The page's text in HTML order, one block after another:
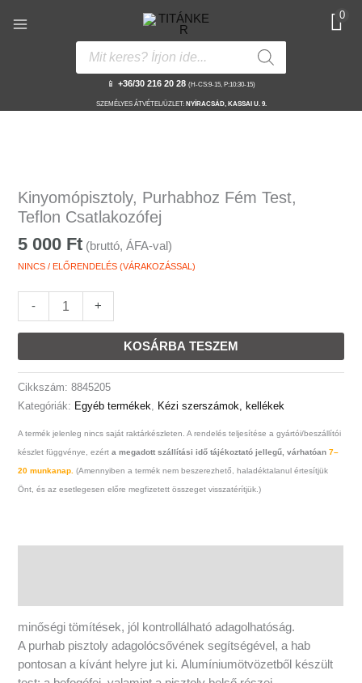
0
Products
search
📱 +36/30 216 20 28 (H-CS:9-15, P:10:30-15)
SZEMÉLYES ÁTVÉTEL/ÜZLET: NYÍRACSÁD, KASSAI U. 9.
Kinyomópisztoly, Purhabhoz Fém Test,
Teflon Csatlakozófej
5 000 Ft (bruttó, ÁFA-val)
NINCS / ELŐRENDELÉS (VÁRAKOZÁSSAL)
-
Purhabhoz
Fém
Teflon
Csatlakozófej
+
KOSÁRBA TESZEM
Cikkszám:8845205
Kategóriák: Egyéb termékek, Kézi szerszámok, kellékek
A termék jelenleg nincs saját raktárkészleten. A rendelés teljesítése a gyártói/beszállítói
készlet függvénye, ezérta megadott szállítási idő tájékoztató jellegű, várhatóan7–
20 munkanap. (Amennyiben a termék nem beszerezhető, haladéktalanul értesítjük
Önt, és az esetlegesen előre megfizetett összeget visszatérítjük.)
minőségi tömítések, jól kontrollálható adagolhatóság.
A purhab pisztoly adagolócsővének segítségével, a hab
pontosan a kívánt helyre jut ki. Alumíniumötvözetből készült